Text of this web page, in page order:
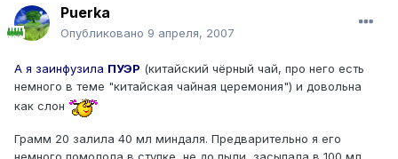
Puerka
Опубликовано 9 апреля, 2007
А я заинфузила ПУЭР (китайский чёрный чай, про него есть
немного в теме "китайская чайная церемония") и довольна
как слон
Грамм 20 залила 40 мл миндаля. Предварительно я его